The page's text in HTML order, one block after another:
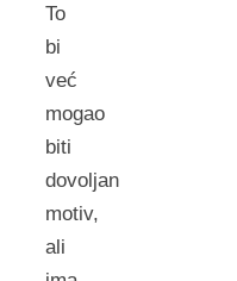
To
bi
već
mogao
biti
dovoljan
motiv,
ali